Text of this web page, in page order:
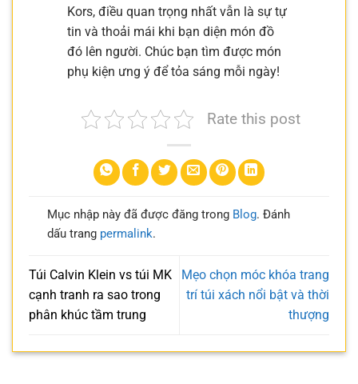
Kors, điều quan trọng nhất vẫn là sự tự
tin và thoải mái khi bạn diện món đồ
đó lên người. Chúc bạn tìm được món
phụ kiện ưng ý để tỏa sáng mỗi ngày!
Rate this post
Mục nhập này đã được đăng trong Blog. Đánh
dấu trang permalink.
Túi Calvin Klein vs túi MK
cạnh tranh ra sao trong
phân khúc tầm trung
Mẹo chọn móc khóa trang
trí túi xách nổi bật và thời
thượng